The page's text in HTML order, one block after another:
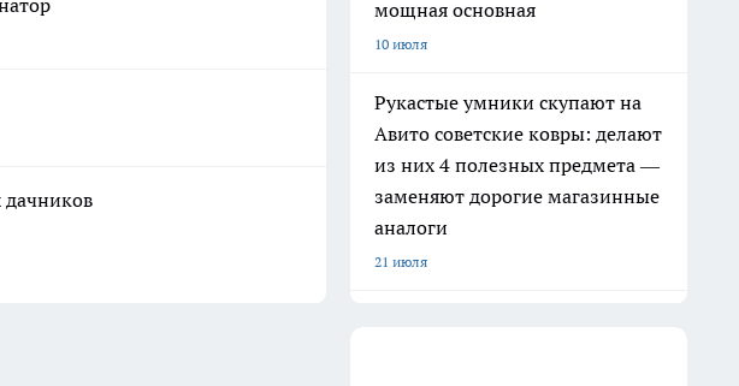
дачников
мощная основная
10 июля
Рукастые умники скупают на
Авито советские ковры: делают
из них 4 полезных предмета —
заменяют дорогие магазинные
аналоги
21 июля